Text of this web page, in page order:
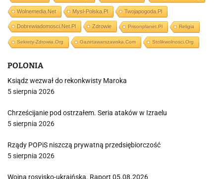
Wolnemedia.net Mysl-Polska.pl Twojapogoda.pl
Dobrewiadomosci.net.pl Zdrowie Prisonplanet.pl Religia
Sekrety-Zdrowia.org Gazetawarszawska.com Stolikwolnosci.org
POLONIA
Ksiądz wezwał do rekonkwisty Maroka
5 sierpnia 2026
Chrześcijanie pod ostrzałem. Seria ataków w Izraelu
5 sierpnia 2026
Rządy POPiS niszczą prywatną przedsiębiorczość
5 sierpnia 2026
Wojna rosyjsko-ukraińska. Raport 05.08.2026